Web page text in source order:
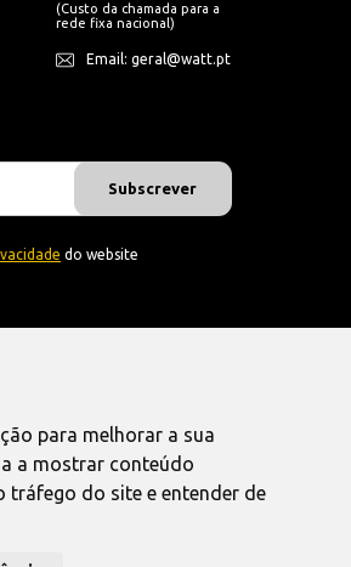
para melhorar a sua
a mostrar conteúdo
tráfego do site e entender de
(Custo da chamada para a
rede fixa nacional)
Email: geral@watt.pt
Subscrever
do website